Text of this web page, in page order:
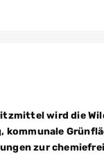
wird die
zur